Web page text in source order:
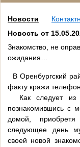
Новости
Новость от
Знакомство, не
ожидания…
В Оренбургский
факту кражи
Как следует из
познакомившись с
домой,
следующее день
своей новой